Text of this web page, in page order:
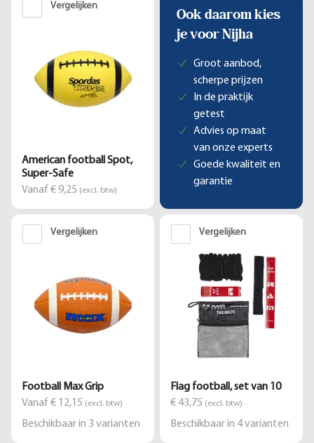
Vergelijken
American football Spot,
Super-Safe
Vanaf € 9,25 (excl. btw)
Ook daarom kies
je voor Nijha
Groot aanbod,
scherpe prijzen
In de praktijk
getest
Advies op maat
van onze experts
Goede kwaliteit en
garantie
Vergelijken
Football Max Grip
Vanaf € 12,15 (excl. btw)
Beschikbaar in 3 varianten
Vergelijken
Flag football, set van 10
€ 43,75 (excl. btw)
Beschikbaar in 4varianten